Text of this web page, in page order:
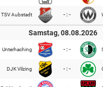
TSV Aubstadt - : -
Samstag, 08.08.2026
Unterhaching - : -
DJK Vilzing - : -